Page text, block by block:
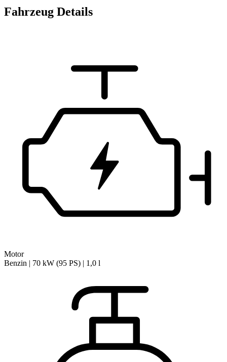
Fahrzeug Details
Motor
Benzin | 70 kW (95 PS) | 1,0 l